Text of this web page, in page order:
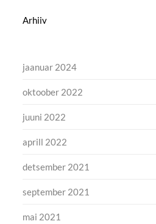
Arhiiv
jaanuar 2024
oktoober 2022
juuni 2022
aprill 2022
detsember 2021
september 2021
mai 2021